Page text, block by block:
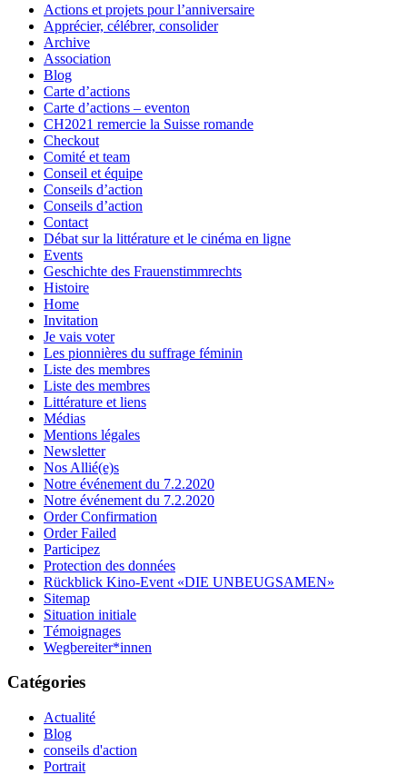
Actions et projets pour l’anniversaire
Apprécier, célébrer, consolider
Archive
Association
Blog
Carte d’actions
Carte d’actions – eventon
CH2021 remercie la Suisse romande
Checkout
Comité et team
Conseil et équipe
Conseils d’action
Conseils d’action
Contact
Débat sur la littérature et le cinéma en ligne
Events
Geschichte des Frauenstimmrechts
Histoire
Home
Invitation
Je vais voter
Les pionnières du suffrage féminin
Liste des membres
Liste des membres
Littérature et liens
Médias
Mentions légales
Newsletter
Nos Allié(e)s
Notre événement du 7.2.2020
Notre événement du 7.2.2020
Order Confirmation
Order Failed
Participez
Protection des données
Rückblick Kino-Event «DIE UNBEUGSAMEN»
Sitemap
Situation initiale
Témoignages
Wegbereiter*innen
Catégories
Actualité
Blog
conseils d'action
Portrait